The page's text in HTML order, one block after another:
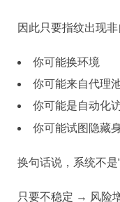
因此只要指纹出现
你可能换环境
你可能来自代理
你可能是自动化
你可能试图隐藏
换句话说，系统不是
只要不稳定 → 风险